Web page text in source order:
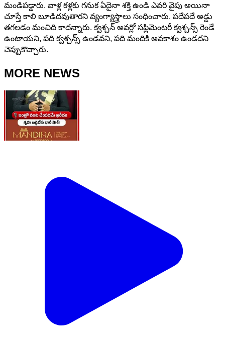
మండిపడ్డారు. వాళ్ల కళ్లకు గనుక ఏదైనా శక్తి ఉండి ఎవరి వైపు అయినా
చూస్తే కాలి బూడిదవుతారని వ్యంగ్యాస్త్రాలు సంధించారు. పదేపదే అడ్డు
తగలడం మంచిది కాదన్నారు. క్వశ్చన్ అవర్లో సప్లిమెంటరీ క్వశ్చన్స్ రెండే
ఉంటాయని, పది క్వశ్చన్స్ ఉండవని, పది మందికి అవకాశం ఉండదని
చెప్పుకొచ్చారు.
MORE NEWS